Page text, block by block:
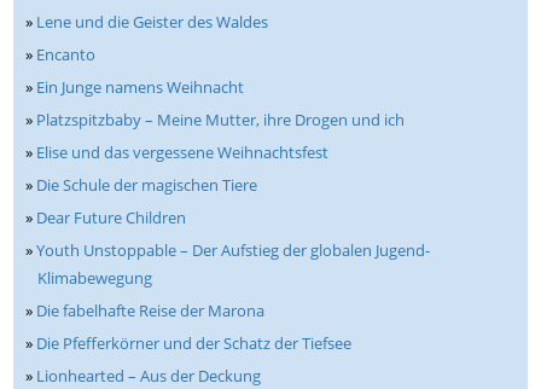
» Lene und die Geister des Waldes
» Encanto
» Ein Junge namens Weihnacht
» Platzspitzbaby – Meine Mutter, ihre Drogen und ich
» Elise und das vergessene Weihnachtsfest
» Die Schule der magischen Tiere
» Dear Future Children
»Youth Unstoppable – Der Aufstieg der globalen Jugend-
Klimabewegung
» Die fabelhafte Reise der Marona
» Die Pfefferkörner und der Schatz der Tiefsee
» Lionhearted – Aus der Deckung